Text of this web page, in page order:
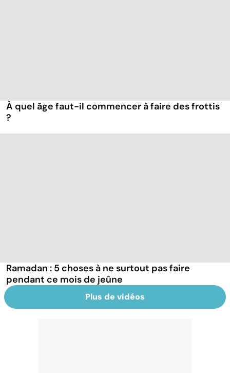
À quel âge faut-il commencer à faire des frottis
?
Ramadan : 5 choses à ne surtout pas faire
pendant ce mois de jeûne
Plus de vidéos